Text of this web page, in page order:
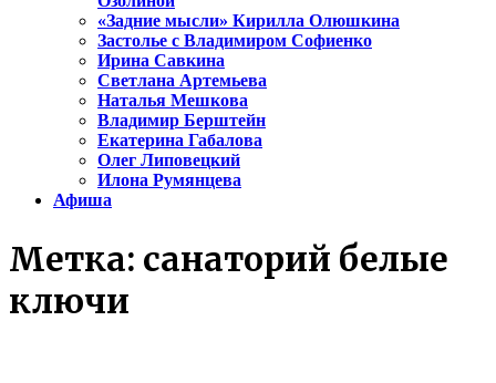
«Задние мысли» Кирилла Олюшкина
Застолье с Владимиром Софиенко
Ирина Савкина
Светлана Артемьева
Наталья Мешкова
Владимир Берштейн
Екатерина Габалова
Олег Липовецкий
Илона Румянцева
Афиша
Метка: санаторий белые
ключи